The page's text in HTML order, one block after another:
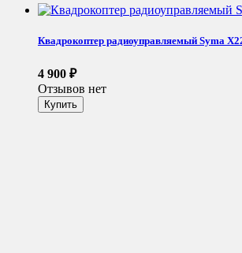
Квадрокоптер радиоуправляемый Syma
4 900 ₽
Отзывов нет